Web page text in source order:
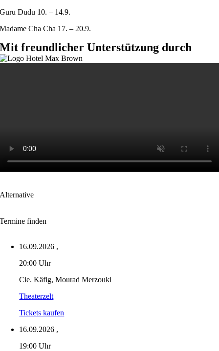
Guru Dudu 10. – 14.9.
Madame Cha Cha 17. – 20.9.
Mit freundlicher Unterstützung durch
Alternative
Termine finden
16.09.2026 ,
20:00 Uhr
Cie. Käfig, Mourad Merzouki
Theaterzelt
Tickets kaufen
16.09.2026 ,
19:00 Uhr